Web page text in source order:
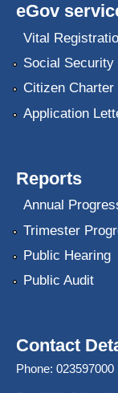
eGov
Vital
Social Security
Citizen Charter
Application
Reports
Annual
Trimester
Public Hearing
Public Audit
Contact
Phone: 023597000